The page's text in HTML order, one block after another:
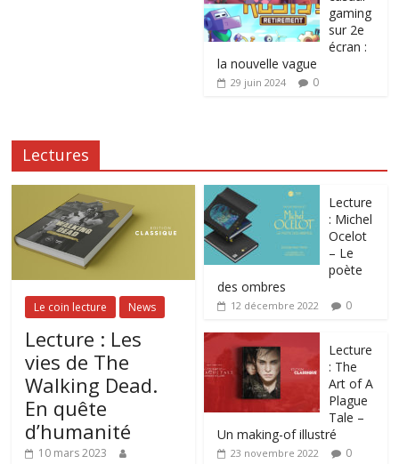
gaming
sur 2e
écran :
la nouvelle vague
29 juin 2024 0
Lectures
Le coin lecture News
Lecture : Les
vies de The
Walking Dead.
En quête
d’humanité
10 mars 2023
Lecture
: Michel
Ocelot
– Le
poète
des ombres
12 décembre 2022 0
Lecture
: The
Art of A
Plague
Tale –
Un making-of illustré
23 novembre 2022 0